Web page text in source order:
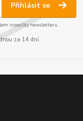
Přihlásit se
rozesílky newsletteru.
za 14 dní.